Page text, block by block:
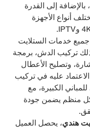
بالإضافة إلى القدرة
أنواع الأجهزة
جميع خدمات الستلايت
تركيب الدش، برمجة
وتصليح الأعطال
عليه في تركيب
الكبيرة، مع
منظم يضمن جودة
هندي، يحصل العميل